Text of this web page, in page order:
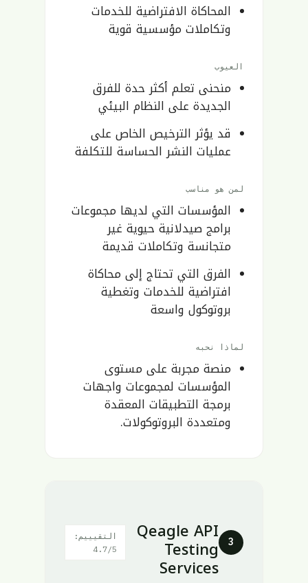
المحاكاة الافتراضية للخدمات
وتكاملات مؤسسية قوية
العيوب
منحنى تعلم أكثر حدة للفرق
الجديدة على النظام البيئي
قد يؤثر الترخيص الخاص على
عمليات النشر الحساسة للتكلفة
لمن هو مناسب
المؤسسات التي لديها مجموعات
برامج صيدلانية حيوية غير
متجانسة وتكاملات قديمة
الفرق التي تحتاج إلى محاكاة
افتراضية للخدمات وتغطية
بروتوكول واسعة
لماذا نحبه
منصة مجربة على مستوى
المؤسسات لمجموعات واجهات
برمجة التطبيقات المعقدة
ومتعددة البروتوكولات.
3
Qeagle API
Testing
Services
التقيييم:
4.7/5